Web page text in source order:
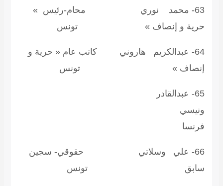
63- محمد نوري محام-رئيس »
و إنصاف » تونس
64- عبدالكريم هاروني كاتب عام « حرية و
» تونس
65- عبدالقادر
66- علي وسلاتي حقوقي- سجين
تونس